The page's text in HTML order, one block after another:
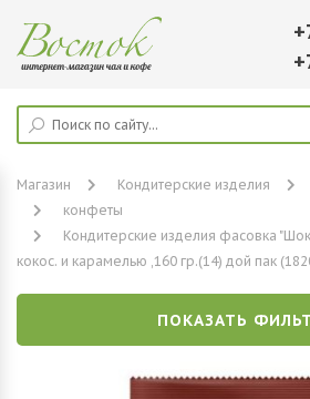
Магазин Кондитерские изделия
конфеты
Кондитерские изделия фасовка
кокос. и карамелью ,160 гр.(14) дой пак
ПОКАЗАТЬ